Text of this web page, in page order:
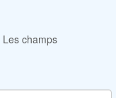
Les champs